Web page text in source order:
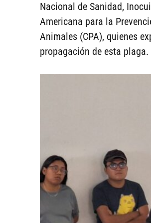
Nacional de Sanidad,
Americana para la
Animales (CPA), quienes
propagación de esta plaga.